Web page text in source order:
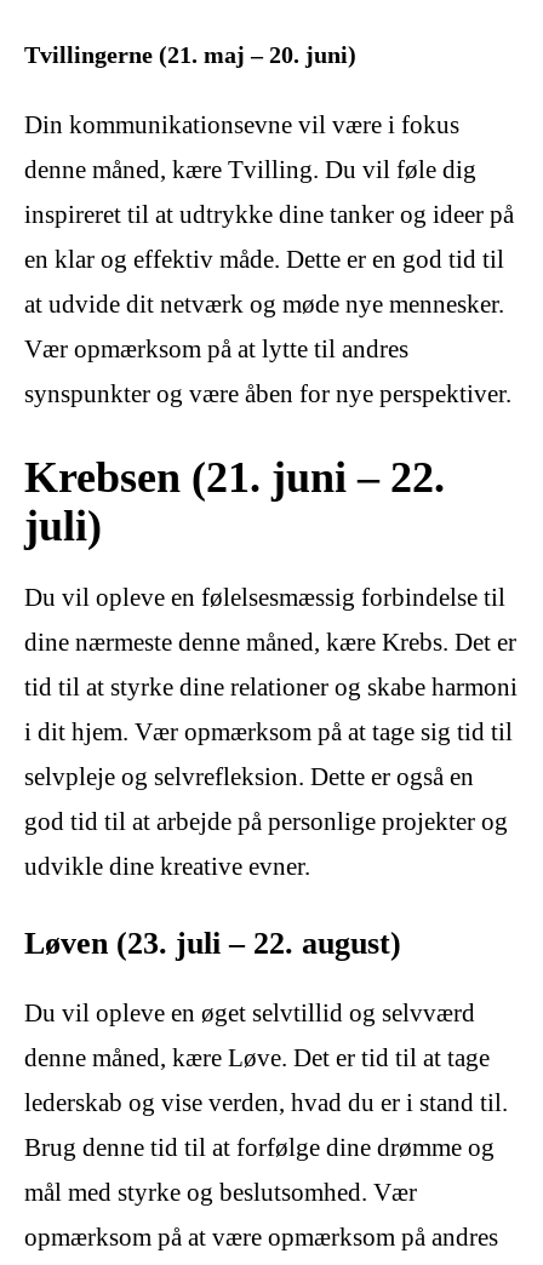
Tvillingerne (21. maj – 20. juni)
Din kommunikationsevne vil være i fokus
denne måned, kære Tvilling. Du vil føle dig
inspireret til at udtrykke dine tanker og ideer på
en klar og effektiv måde. Dette er en god tid til
at udvide dit netværk og møde nye mennesker.
Vær opmærksom på at lytte til andres
synspunkter og være åben for nye perspektiver.
Krebsen (21. juni – 22.
juli)
Du vil opleve en følelsesmæssig forbindelse til
dine nærmeste denne måned, kære Krebs. Det er
tid til at styrke dine relationer og skabe harmoni
i dit hjem. Vær opmærksom på at tage sig tid til
selvpleje og selvrefleksion. Dette er også en
god tid til at arbejde på personlige projekter og
udvikle dine kreative evner.
Løven (23. juli – 22. august)
Du vil opleve en øget selvtillid og selvværd
denne måned, kære Løve. Det er tid til at tage
lederskab og vise verden, hvad du er i stand til.
Brug denne tid til at forfølge dine drømme og
mål med styrke og beslutsomhed. Vær
opmærksom på at være opmærksom på andres